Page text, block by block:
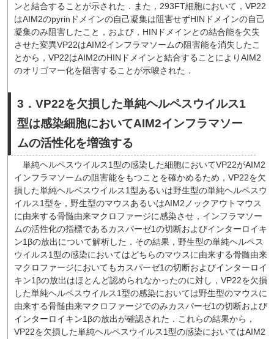
ンと結合することが示された．また，293FT細胞において，VP22
はAIM2のpyrinドメインの自己凝集は阻害せずHINドメインの自己
凝集のみ阻害したこと，および，HINドメインとの結合能を欠失
させた変異VP22はAIM2インフラマソームの阻害能を消失したこ
とから，VP22はAIM2のHINドメインと結合することによりAIM2
のオリゴマー化を阻害することが示唆された．
3．VP22を欠損した単純ヘルペスウイルス1
型は感染細胞においてAIM2インフラマソー
ムの活性化を増強する
単純ヘルペスウイルス1型の感染した細胞においてVP22がAIM2
インフラマソームの阻害能をもつことを確かめるため，VP22を欠
損した単純ヘルペスウイルス1型あるいは野生型の単純ヘルペスウ
イルス1型を，野生型のマウスあるいはAIM2ノックアウトマウス
に由来する骨髄由来マクロファージに感染させ，インフラマソー
ムの活性化の指標であるカスパーゼ1の切断およびインターロイキ
ン1βの放出について解析した．その結果，野生型の単純ヘルペス
ウイルス1型の感染においてはどちらのマウスに由来する骨髄由来
マクロファージにおいてもカスパーゼ1の切断およびインターロイ
キン1βの放出はほとんど認められなかったのに対し，VP22を欠損
した単純ヘルペスウイルス1型の感染においては野生型のマウスに
由来する骨髄由来マクロファージでのみカスパーゼ1の切断および
インターロイキン1βの放出が確認された．これらの結果から，
VP22を欠損した単純ヘルペスウイルス1型の感染においてはAIM2